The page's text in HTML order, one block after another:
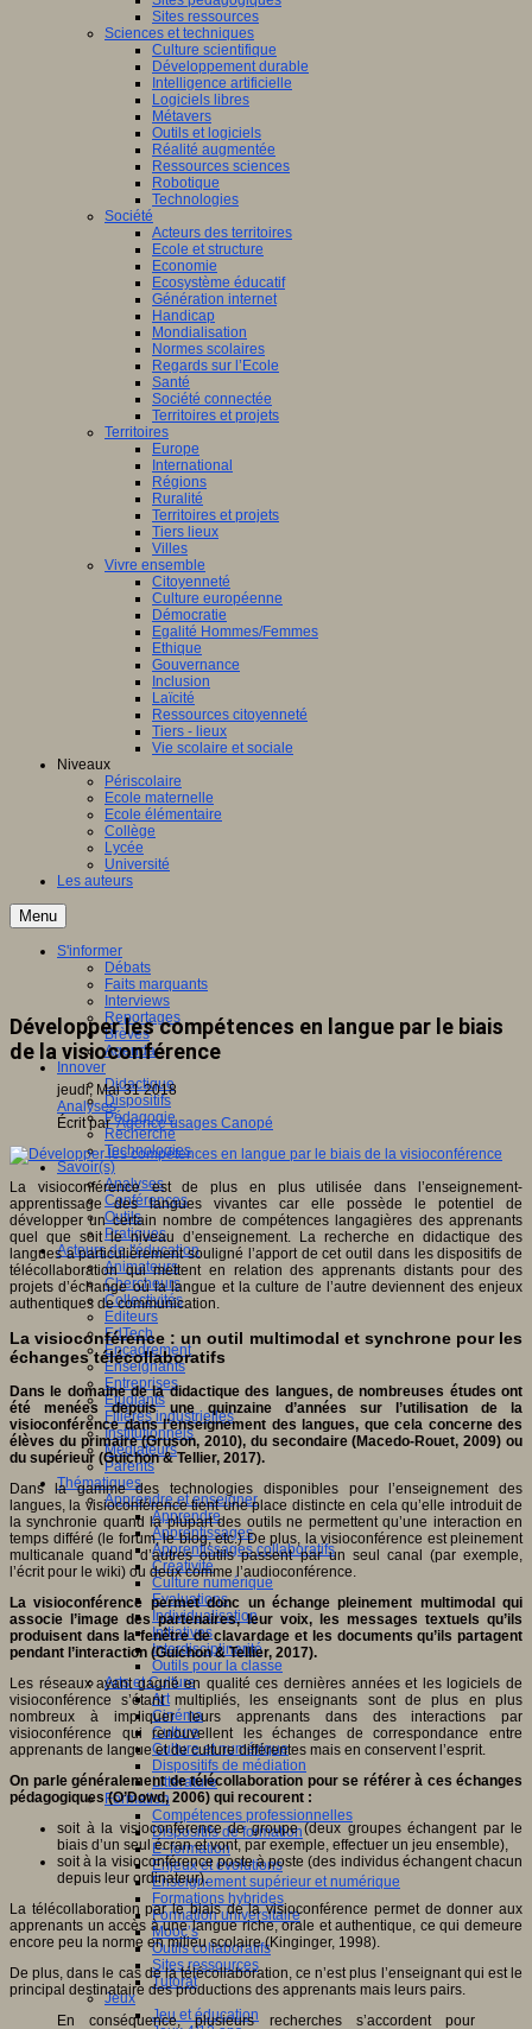
Sites ressources
Sciences et techniques
Culture scientifique
Développement durable
Intelligence artificielle
Logiciels libres
Métavers
Outils et logiciels
Réalité augmentée
Ressources sciences
Robotique
Technologies
Société
Acteurs des territoires
Ecole et structure
Economie
Ecosystème éducatif
Génération internet
Handicap
Mondialisation
Normes scolaires
Regards sur l’Ecole
Santé
Société connectée
Territoires et projets
Territoires
Europe
International
Régions
Ruralité
Territoires et projets
Tiers lieux
Villes
Vivre ensemble
Citoyenneté
Culture européenne
Démocratie
Egalité Hommes/Femmes
Ethique
Gouvernance
Inclusion
Laïcité
Ressources citoyenneté
Tiers - lieux
Vie scolaire et sociale
Niveaux
Périscolaire
Ecole maternelle
Ecole élémentaire
Collège
Lycée
Université
Les auteurs
Menu
S'informer
Débats
Faits marquants
Interviews
Reportages
Brèves
Agenda
Innover
Didactique
Dispositifs
Pédagogie
Recherche
Technologies
Savoir(s)
Analyses
Conférences
Outils
Pratiques
Acteurs de l'éducation
Animateurs
Chercheurs
Collectivités
Editeurs
EdTech
Encadrement
Enseignants
Entreprises
Etudiants
Filières industrielles
Institutionnels
Médiateurs
Parents
Thématiques
Apprendre et enseigner
Apprendre
Apprentissages
Apprentissages collaboratifs
Créativité
Culture numérique
Evaluations
Individualisation
Initiatives
Interdisciplinarité
Outils pour la classe
Arts et Culture
Art
Cinéma
Culture
Culture et numérique
Dispositifs de médiation
Littérature
Formation
Compétences professionnelles
Dispositifs de formation
E- formation
Enjeux et évolutions
Enseignement supérieur et numérique
Formations hybrides
Formation universitaire
Mooc’s
Outils collaboratifs
Sites ressources
Tutorat
Jeux
Jeu et éducation
Développer les compétences en langue par le biais
de la visioconférence
jeudi, Mai 31 2018
Analyses
Écrit parAgence usages Canopé
La visioconférence est de plus en plus utilisée dans l’enseignement-
apprentissage des langues vivantes car elle possède le potentiel de
développer un certain nombre de compétences langagières des apprenants
quel que soit le niveau d’enseignement. La recherche en didactique des
langues a particulièrement souligné l’apport de cet outil dans les dispositifs de
télécollaboration qui mettent en relation des apprenants distants pour des
projets d’échange où la langue et la culture de l’autre deviennent des enjeux
authentiques de communication.
La visioconférence : un outil multimodal et synchrone pour les
échanges télécollaboratifs
Dans le domaine de la didactique des langues, de nombreuses études ont
été menées depuis une quinzaine d’années sur l’utilisation de la
visioconférence dans l’enseignement des langues, que cela concerne des
élèves du primaire (Gruson, 2010), du secondaire (Macedo-Rouet, 2009) ou
du supérieur (Guichon & Tellier, 2017).
Dans la gamme des technologies disponibles pour l’enseignement des
langues, la visioconférence tient une place distincte en cela qu’elle introduit de
la synchronie quand la plupart des outils ne permettent qu’une interaction en
temps différé (le forum, le blog, etc.) De plus, la visioconférence est pleinement
multicanale quand d’autres outils passent par un seul canal (par exemple,
l’écrit pour le wiki) ou deux comme l’audioconférence.
La visioconférence permet donc un échange pleinement multimodal qui
associe l’image des partenaires, leur voix, les messages textuels qu’ils
produisent dans la fenêtre de clavardage et les documents qu’ils partagent
pendant l’interaction (Guichon & Tellier, 2017).
Les réseaux ayant gagné en qualité ces dernières années et les logiciels de
visioconférence s’étant multipliés, les enseignants sont de plus en plus
nombreux à impliquer leurs apprenants dans des interactions par
visioconférence qui renouvellent les échanges de correspondance entre
apprenants de langue et de culture différentes mais en conservent l’esprit.
On parle généralement de télécollaboration pour se référer à ces échanges
pédagogiques (O’Dowd, 2006) qui recourent :
soit à la visioconférence de groupe (deux groupes échangent par le
biais d’un seul écran et vont, par exemple, effectuer un jeu ensemble),
soit à la visioconférence poste à poste (des individus échangent chacun
depuis leur ordinateur).
La télécollaboration par le biais de la visioconférence permet de donner aux
apprenants un accès à une langue riche, orale et authentique, ce qui demeure
encore peu la norme en milieu scolaire (Kinginger, 1998).
De plus, dans le cas de la télécollaboration, ce n’est plus l’enseignant qui est le
principal destinataire des productions des apprenants mais leurs pairs.
En conséquence, plusieurs recherches s’accordent pour